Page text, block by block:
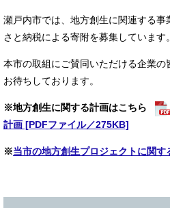
瀬戸内市では、地方創生に関連する
さと納税による寄附を募集しています。
本市の取組にご賛同いただける企業
お待ちしております。
※地方創生に関する計画はこちら
計画 [PDFファイル／275KB]
※当市の地方創生プロジェクトに関す